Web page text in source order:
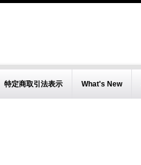
特定商取引法表示 What's New